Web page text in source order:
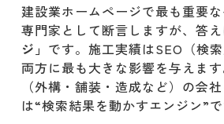
する理由
施工実績ページが成約率
土木工事（外構・舗装
した施工実績の書き方
建設業ホームページで最も重要
専門家として断言しますが、答
ジ」 です。施工実績はSEO（検
両方に最も大きな影響を与えま
（外構・舗装・造成など）の会
は“検索結果を動かすエンジン”で